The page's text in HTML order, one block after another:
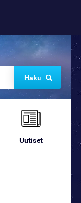
Haku
Uutiset